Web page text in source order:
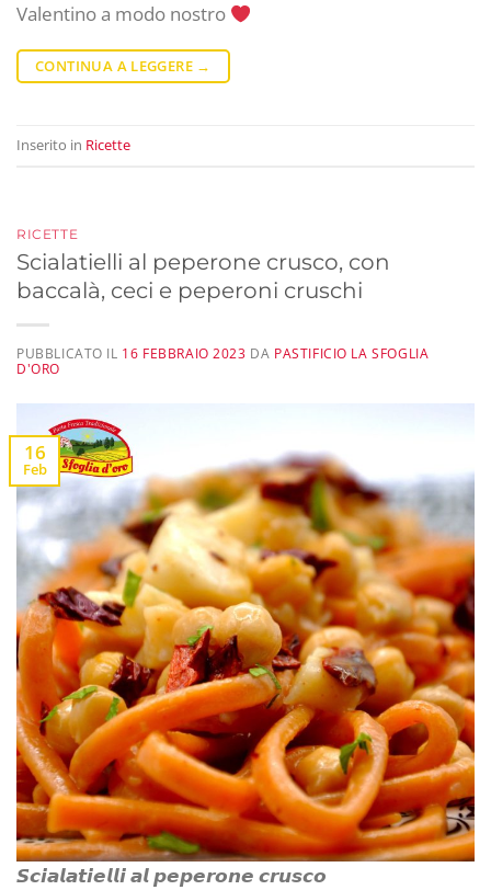
Valentino a modo nostro
CONTINUA A LEGGERE →
Inserito in Ricette
RICETTE
Scialatielli al peperone crusco, con
baccalà, ceci e peperoni cruschi
PUBBLICATO IL 16 FEBBRAIO 2023 DA PASTIFICIO LA SFOGLIA
D'ORO
16
Feb
𝙎𝙘𝙞𝙖𝙡𝙖𝙩𝙞𝙚𝙡𝙡𝙞 𝙖𝙡 𝙥𝙚𝙥𝙚𝙧𝙤𝙣𝙚 𝙘𝙧𝙪𝙨𝙘𝙤